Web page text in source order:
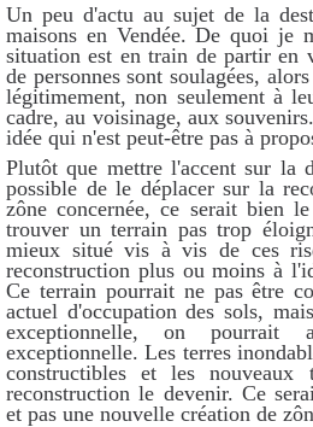
Un peu d'actu au sujet de la
maisons en Vendée. De quoi je
situation est en train de partir en
de personnes sont soulagées,
légitimement, non seulement à
cadre, au voisinage, aux
idée qui n'est peut-être pas à
Plutôt que mettre l'accent sur la
possible de le déplacer sur la
zône concernée, ce serait bien
trouver un terrain pas trop
mieux situé vis à vis de ces
reconstruction plus ou moins à
Ce terrain pourrait ne pas être
actuel d'occupation des sols,
exceptionnelle, on pourrait
exceptionnelle. Les terres
constructibles et les
reconstruction le devenir. Ce
et pas une nouvelle création de